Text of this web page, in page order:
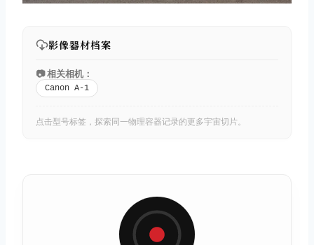
影像器材档案
📷 相关相机：
Canon A-1
点击型号标签，探索同一物理容器记录的更多宇宙切片。